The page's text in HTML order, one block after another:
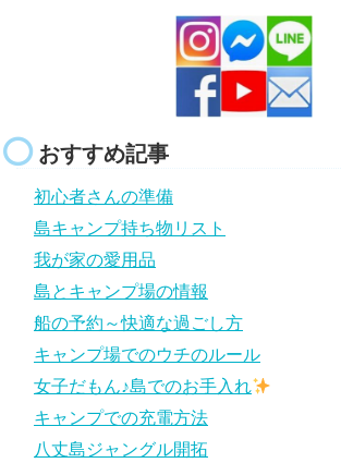
おすすめ記事
初心者さんの準備
島キャンプ持ち物リスト
我が家の愛用品
島とキャンプ場の情報
船の予約～快適な過ごし方
キャンプ場でのウチのルール
女子だもん♪島でのお手入れ
キャンプでの充電方法
八丈島ジャングル開拓